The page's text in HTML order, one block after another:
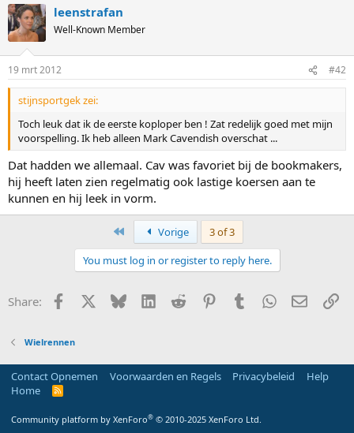
leenstrafan
Well-Known Member
19 mrt 2012 #42
stijnsportgek zei:
Toch leuk dat ik de eerste koploper ben ! Zat redelijk goed met mijn
voorspelling. Ik heb alleen Mark Cavendish overschat ...
Dat hadden we allemaal. Cav was favoriet bij de bookmakers,
hij heeft laten zien regelmatig ook lastige koersen aan te
kunnen en hij leek in vorm.
Vorige
3 of 3
You must log in or register to reply here.
Share: Facebook Bluesky LinkedInReddit PinterestTumblrWhatsApp
E-mail
Wielrennen
Contact Opnemen Voorwaarden en Regels Privacybeleid
Help
Home
R
Community platform by XenForo® © 2010-2025 XenForo Ltd.